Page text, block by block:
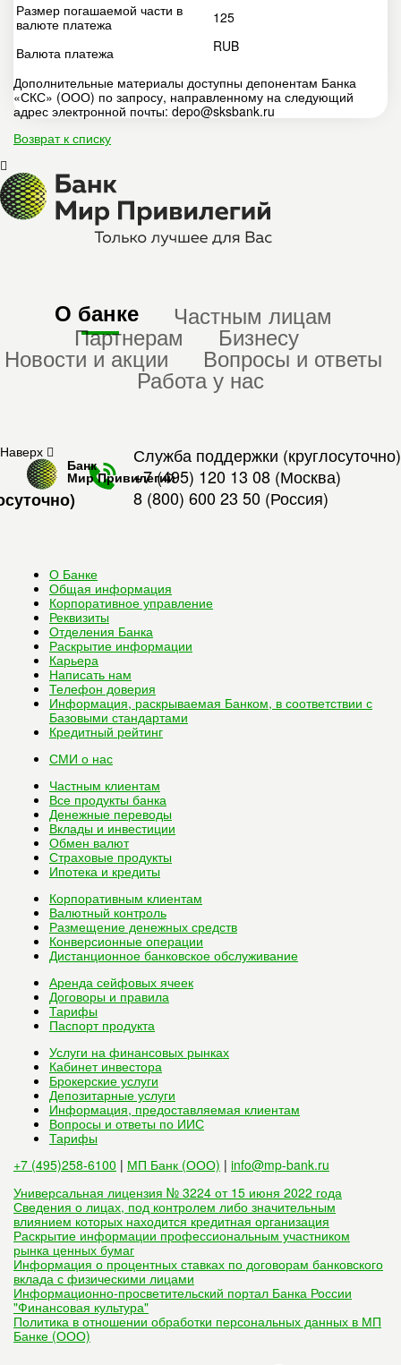
Размер погашаемой части в
валюте платежа
Валюта платежа
125
RUB
Дополнительные материалы доступны депонентам Банка
«СКС» (ООО) по запросу, направленному на следующий
адрес электронной почты: depo@sksbank.ru
Возврат к списку
О банке Частным лицам
Партнерам Бизнесу
Новости и акции Вопросы и ответы
Работа у нас
Служба поддержки (круглосуточно)
+7 (495) 120 13 08 (Москва)
8 (800) 600 23 50 (Россия)
Наверх
Банк
Мир Привилегий
О Банке
Общая информация
Корпоративное управление
Реквизиты
Отделения Банка
Раскрытие информации
Карьера
Написать нам
Телефон доверия
Информация, раскрываемая Банком, в соответствии с
Базовыми стандартами
Кредитный рейтинг
СМИ о нас
Частным клиентам
Все продукты банка
Денежные переводы
Вклады и инвестиции
Обмен валют
Страховые продукты
Ипотека и кредиты
Корпоративным клиентам
Валютный контроль
Размещение денежных средств
Конверсионные операции
Дистанционное банковское обслуживание
Аренда сейфовых ячеек
Договоры и правила
Тарифы
Паспорт продукта
Услуги на финансовых рынках
Кабинет инвестора
Брокерские услуги
Депозитарные услуги
Информация, предоставляемая клиентам
Вопросы и ответы по ИИС
Тарифы
+7 (495)258-6100 | МП Банк (ООО) | info@mp-bank.ru
Универсальная лицензия № 3224 от 15 июня 2022 года
Сведения о лицах, под контролем либо значительным
влиянием которых находится кредитная организация
Раскрытие информации профессиональным участником
рынка ценных бумаг
Информация о процентных ставках по договорам банковского
вклада с физическими лицами
Информационно-просветительский портал Банка России
"Финансовая культура"
Политика в отношении обработки персональных данных в МП
Банке (ООО)